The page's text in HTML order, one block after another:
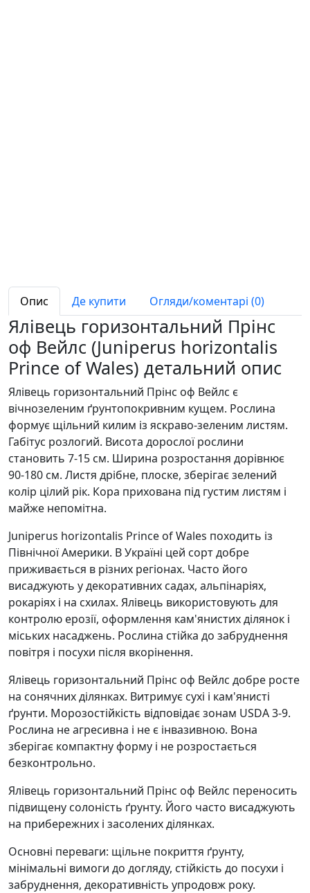
Опис Де купити Огляди/коментарі (0)
Ялівець горизонтальний Прінс
оф Вейлс (Juniperus horizontalis
Prince of Wales) детальний опис
Ялівець горизонтальний Прінс оф Вейлс є
вічнозеленим ґрунтопокривним кущем. Рослина
формує щільний килим із яскраво-зеленим листям.
Габітус розлогий. Висота дорослої рослини
становить 7-15 см. Ширина розростання дорівнює
90-180 см. Листя дрібне, плоске, зберігає зелений
колір цілий рік. Кора прихована під густим листям і
майже непомітна.
Juniperus horizontalis Prince of Wales походить із
Північної Америки. В Україні цей сорт добре
приживається в різних регіонах. Часто його
висаджують у декоративних садах, альпінаріях,
рокаріях і на схилах. Ялівець використовують для
контролю ерозії, оформлення кам'янистих ділянок і
міських насаджень. Рослина стійка до забруднення
повітря і посухи після вкорінення.
Ялівець горизонтальний Прінс оф Вейлс добре росте
на сонячних ділянках. Витримує сухі і кам'янисті
ґрунти. Морозостійкість відповідає зонам USDA 3-9.
Рослина не агресивна і не є інвазивною. Вона
зберігає компактну форму і не розростається
безконтрольно.
Ялівець горизонтальний Прінс оф Вейлс переносить
підвищену солоність ґрунту. Його часто висаджують
на прибережних і засолених ділянках.
Основні переваги: щільне покриття ґрунту,
мінімальні вимоги до догляду, стійкість до посухи і
забруднення, декоративність упродовж року.